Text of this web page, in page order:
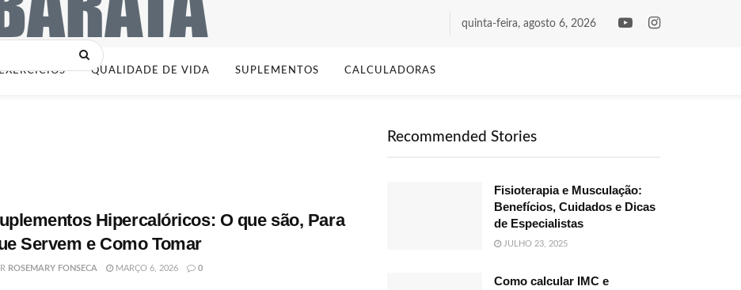
quinta-feira, agosto 6, 2026
QUALIDADE DE VIDA SUPLEMENTOS CALCULADORAS
Hipercalóricos: O que são, Para
Servem e Como Tomar
ROSEMARY FONSECA MARÇO 6, 2026 0
Recommended Stories
Fisioterapia e Musculação:
Benefícios, Cuidados e Dicas
de Especialistas
JULHO 23, 2025
Como calcular IMC e